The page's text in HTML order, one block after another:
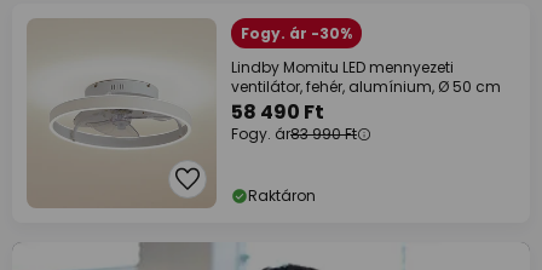
Fogy. ár -30%
Lindby Momitu LED mennyezeti
ventilátor, fehér, alumínium, Ø 50 cm
58 490 Ft
Fogy. ár83 990 Ft
Raktáron